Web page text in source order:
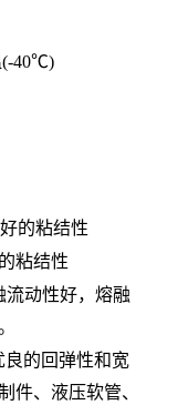
(-40℃)
的粘结性
粘结性
流动性好，熔融
良的回弹性和宽
件、 液压软管、